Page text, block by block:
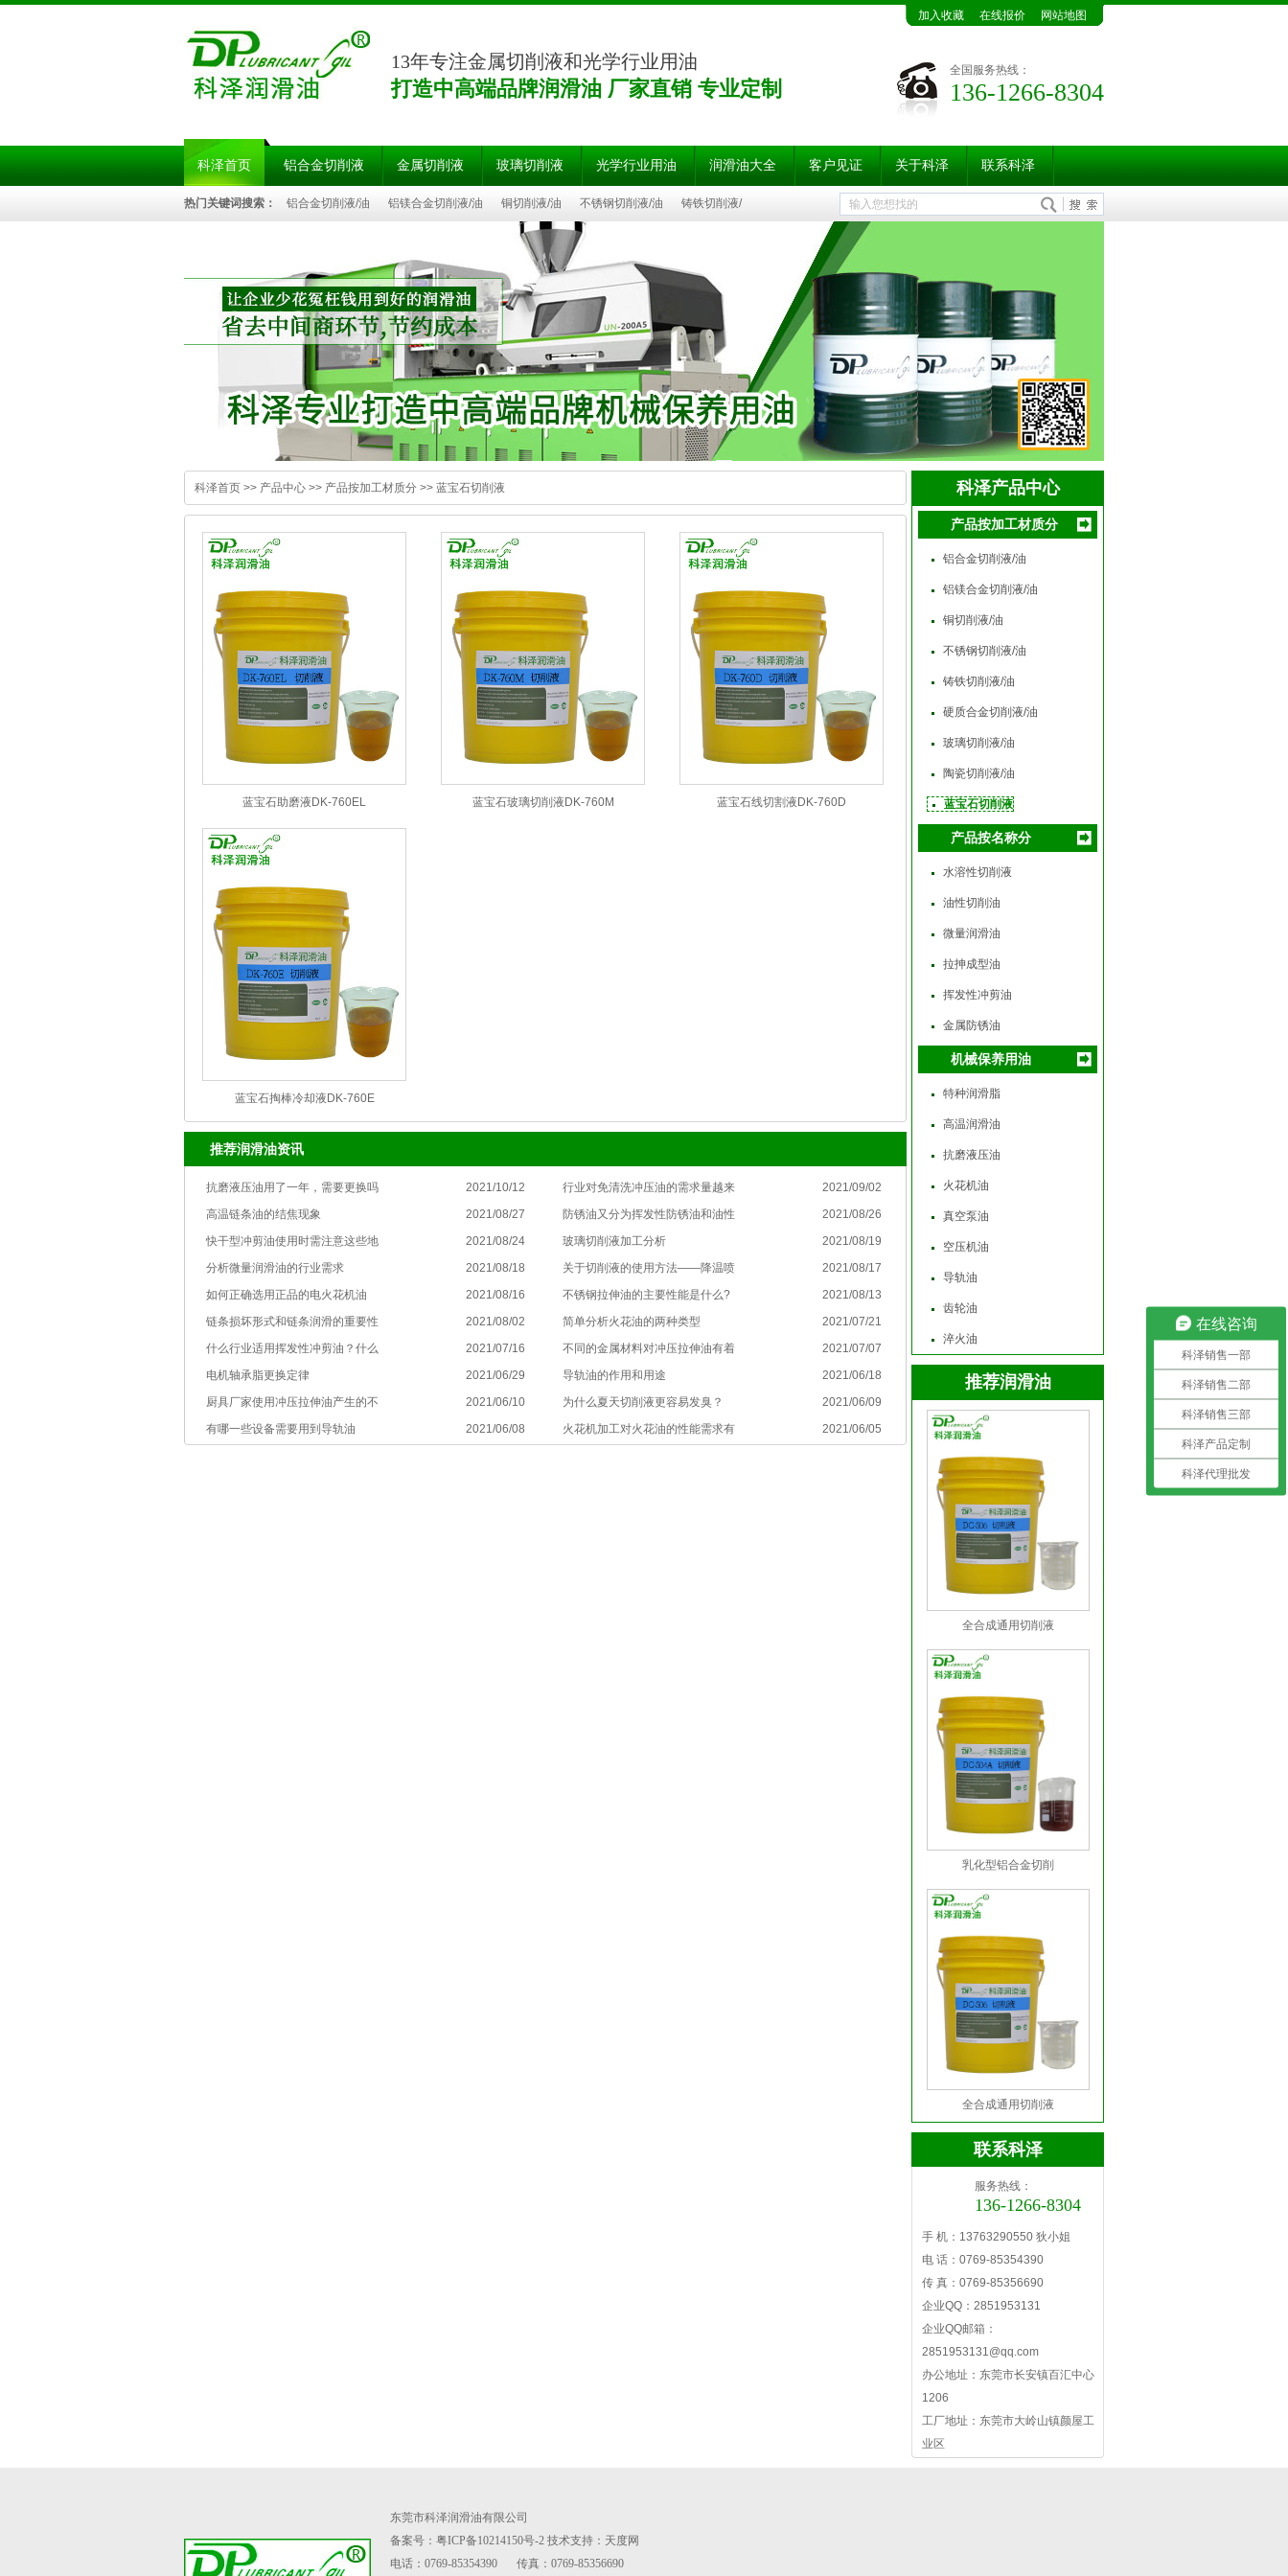
加入收藏 在线报价 网站地图
13年专注金属切削液和光学行业用油
打造中高端品牌润滑油 厂家直销 专业定制
全国服务热线：
136-1266-8304
科泽首页 铝合金切削液 金属切削液 玻璃切削液 光学行业用油 润滑油大全 客户见证 关于科泽 联系科泽
热门关键词搜索： 铝合金切削液/油 铝镁合金切削液/油 铜切削液/油 不锈钢切削液/油 铸铁切削液/
蓝宝石切削液
科泽首页 >> 产品中心 >> 产品按加工材质分 >> 蓝宝石切削液
蓝宝石助磨液DK-760EL 蓝宝石玻璃切削液DK-760M 蓝宝石线切割液DK-760D
蓝宝石掏棒冷却液DK-760E
推荐润滑油资讯
2021/10/12
抗磨液压油用了一年，需要更换吗 2021/09/02
行业对免清洗冲压油的需求量越来
2021/08/27
高温链条油的结焦现象 2021/08/26
防锈油又分为挥发性防锈油和油性
2021/08/24
快干型冲剪油使用时需注意这些地 2021/08/19
玻璃切削液加工分析
2021/08/18
分析微量润滑油的行业需求 2021/08/17
关于切削液的使用方法——降温喷
2021/08/16
如何正确选用正品的电火花机油 2021/08/13
不锈钢拉伸油的主要性能是什么?
2021/08/02
链条损坏形式和链条润滑的重要性 2021/07/21
简单分析火花油的两种类型
2021/07/16
什么行业适用挥发性冲剪油？什么 2021/07/07
不同的金属材料对冲压拉伸油有着
2021/06/29
电机轴承脂更换定律 2021/06/18
导轨油的作用和用途
2021/06/10
厨具厂家使用冲压拉伸油产生的不 2021/06/09
为什么夏天切削液更容易发臭？
2021/06/08
有哪一些设备需要用到导轨油 2021/06/05
火花机加工对火花油的性能需求有
科泽产品中心
产品按加工材质分
铝合金切削液/油
铝镁合金切削液/油
铜切削液/油
不锈钢切削液/油
铸铁切削液/油
硬质合金切削液/油
玻璃切削液/油
陶瓷切削液/油
蓝宝石切削液
产品按名称分
水溶性切削液
油性切削油
微量润滑油
拉抻成型油
挥发性冲剪油
金属防锈油
机械保养用油
特种润滑脂
高温润滑油
抗磨液压油
火花机油
真空泵油
空压机油
导轨油
齿轮油
淬火油
推荐润滑油
全合成通用切削液
乳化型铝合金切削
全合成通用切削液
联系科泽
服务热线：
136-1266-8304
手 机：13763290550 狄小姐
电 话：0769-85354390
传 真：0769-85356690
企业QQ：2851953131
企业QQ邮箱：
2851953131@qq.com
办公地址：东莞市长安镇百汇中心
1206
工厂地址：东莞市大岭山镇颜屋工
业区
东莞市科泽润滑油有限公司
备案号：粤ICP备10214150号-2 技术支持： 天度网
电话：0769-85354390
传真：0769-85356690
在线咨询
科泽销售一部
科泽销售二部
科泽销售三部
科泽产品定制
科泽代理批发